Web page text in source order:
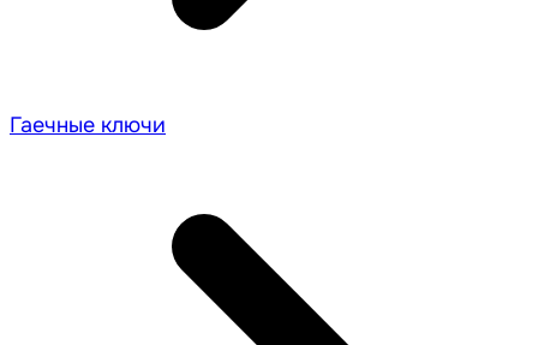
Гаечные ключи